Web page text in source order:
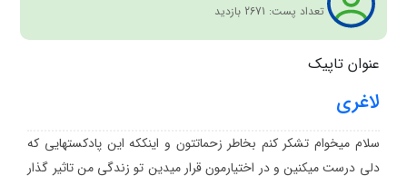
تعداد پست: 1
267 بازدید
عنوان تاپیک
لاغری
سلام میخوام تشکر کنم بخاطر زحماتتون و اینککه این پادکستهایی که
دلی درست میکنین و در اختیارمون قرار میدین تو زندگی من تاثیر گذار